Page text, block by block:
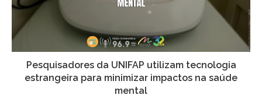
Pesquisadores da UNIFAP utilizam tecnologia
estrangeira para minimizar impactos na saúde
mental